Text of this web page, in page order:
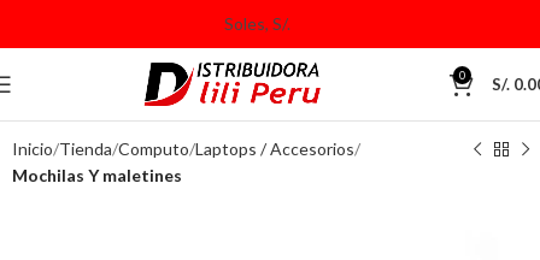
0 S/.
Inicio Tienda Computo Laptops / Accesorios
Mochilas Y maletines